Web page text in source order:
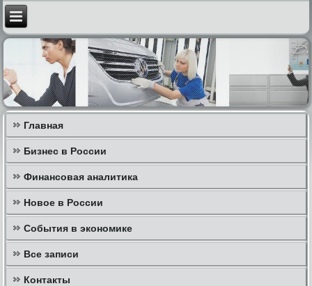
Главная
Бизнес в России
Финансовая аналитика
Новое в России
События в экономике
Все записи
Контакты